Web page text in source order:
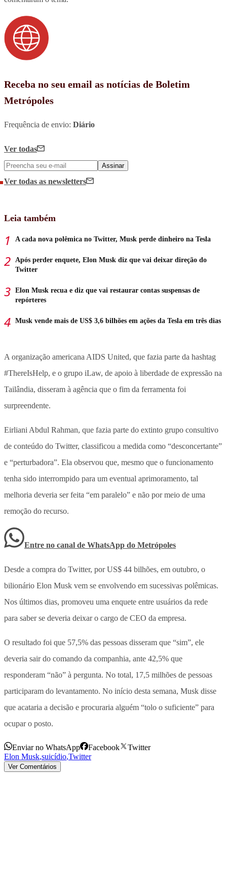
Receba no seu email as notícias de Boletim
Metrópoles
Frequência de envio: Diário
Ver todas
Assinar
Ver todas as newsletters
Leia também
A cada nova polêmica no Twitter, Musk perde dinheiro na Tesla
Após perder enquete, Elon Musk diz que vai deixar direção do
Twitter
Elon Musk recua e diz que vai restaurar contas suspensas de
repórteres
Musk vende mais de US$ 3,6 bilhões em ações da Tesla em três dias
A organização americana AIDS United, que fazia parte da hashtag
#ThereIsHelp, e o grupo iLaw, de apoio à liberdade de expressão na
Tailândia, disseram à agência que o fim da ferramenta foi
surpreendente.
Eirliani Abdul Rahman, que fazia parte do extinto grupo consultivo
de conteúdo do Twitter, classificou a medida como “desconcertante”
e “perturbadora”. Ela observou que, mesmo que o funcionamento
tenha sido interrompido para um eventual aprimoramento, tal
melhoria deveria ser feita “em paralelo” e não por meio de uma
remoção do recurso.
Entre no canal de WhatsApp do Metrópoles
Desde a compra do Twitter, por US$ 44 bilhões, em outubro, o
bilionário Elon Musk vem se envolvendo em sucessivas polêmicas.
Nos últimos dias, promoveu uma enquete entre usuários da rede
para saber se deveria deixar o cargo de CEO da empresa.
O resultado foi que 57,5% das pessoas disseram que “sim”, ele
deveria sair do comando da companhia, ante 42,5% que
responderam “não” à pergunta. No total, 17,5 milhões de pessoas
participaram do levantamento. No início desta semana, Musk disse
que acataria a decisão e procuraria alguém “tolo o suficiente” para
ocupar o posto.
Enviar no WhatsApp Facebook
Twitter
Elon Musk,suicídio,Twitter
Ver Comentários